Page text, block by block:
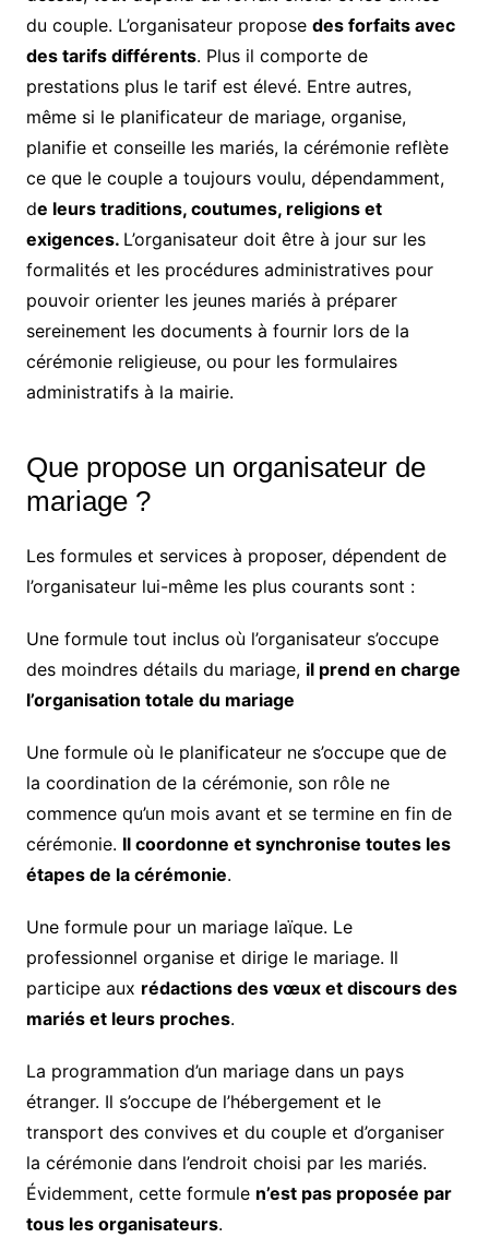
du couple. L’organisateur propose des forfaits avec
des tarifs différents. Plus il comporte de
prestations plus le tarif est élevé. Entre autres,
même si le planificateur de mariage, organise,
planifie et conseille les mariés, la cérémonie reflète
ce que le couple a toujours voulu, dépendamment,
de leurs traditions, coutumes, religions et
exigences. L’organisateur doit être à jour sur les
formalités et les procédures administratives pour
pouvoir orienter les jeunes mariés à préparer
sereinement les documents à fournir lors de la
cérémonie religieuse, ou pour les formulaires
administratifs à la mairie.
Que propose un organisateur de
mariage ?
Les formules et services à proposer, dépendent de
l’organisateur lui-même les plus courants sont :
Une formule tout inclus où l’organisateur s’occupe
des moindres détails du mariage, il prend en charge
l’organisation totale du mariage
Une formule où le planificateur ne s’occupe que de
la coordination de la cérémonie, son rôle ne
commence qu’un mois avant et se termine en fin de
cérémonie. Il coordonne et synchronise toutes les
étapes de la cérémonie.
Une formule pour un mariage laïque. Le
professionnel organise et dirige le mariage. Il
participe aux rédactions des vœux et discours des
mariés et leurs proches.
La programmation d’un mariage dans un pays
étranger. Il s’occupe de l’hébergement et le
transport des convives et du couple et d’organiser
la cérémonie dans l’endroit choisi par les mariés.
Évidemment, cette formule n’est pas proposée par
tous les organisateurs.